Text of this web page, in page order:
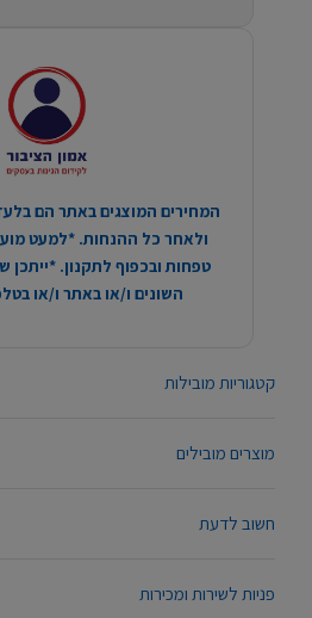
קטגוריות מובילות
מוצרים מובילים
חשוב לדעת
פניות לשירות ומכירות
המחירים המוצגים באתר הם
ולאחר כל ההנחות. *למעט
טפחות ובכפוף לתקנון. *ייתכן
השונים ו/או באתר ו/או